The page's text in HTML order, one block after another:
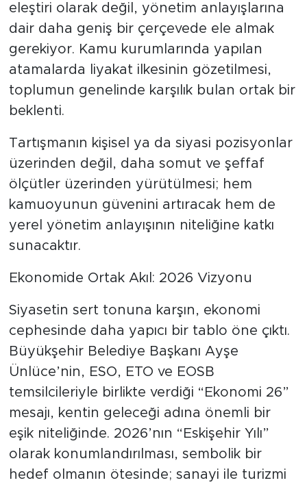
eleştiri olarak değil, yönetim anlayışlarına
dair daha geniş bir çerçevede ele almak
gerekiyor. Kamu kurumlarında yapılan
atamalarda liyakat ilkesinin gözetilmesi,
toplumun genelinde karşılık bulan ortak bir
beklenti.
Tartışmanın kişisel ya da siyasi pozisyonlar
üzerinden değil, daha somut ve şeffaf
ölçütler üzerinden yürütülmesi; hem
kamuoyunun güvenini artıracak hem de
yerel yönetim anlayışının niteliğine katkı
sunacaktır.
Ekonomide Ortak Akıl: 2026 Vizyonu
Siyasetin sert tonuna karşın, ekonomi
cephesinde daha yapıcı bir tablo öne çıktı.
Büyükşehir Belediye Başkanı Ayşe
Ünlüce’nin, ESO, ETO ve EOSB
temsilcileriyle birlikte verdiği “Ekonomi 26”
mesajı, kentin geleceği adına önemli bir
eşik niteliğinde. 2026’nın “Eskişehir Yılı”
olarak konumlandırılması, sembolik bir
hedef olmanın ötesinde; sanayi ile turizmi